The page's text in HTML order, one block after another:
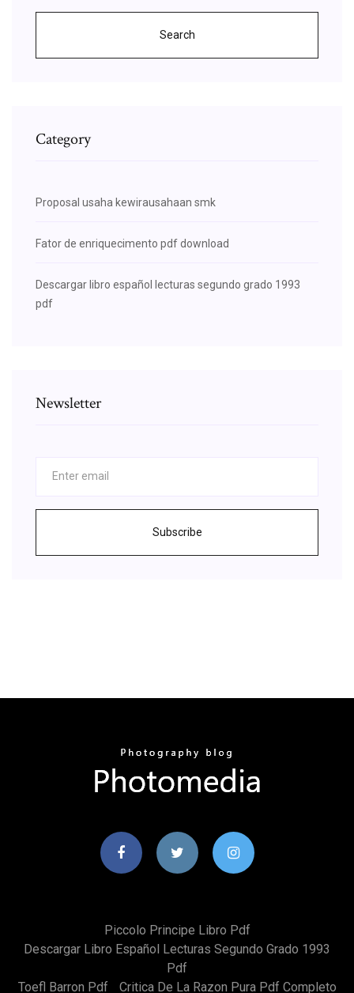
Search
Category
Proposal usaha kewirausahaan smk
Fator de enriquecimento pdf download
Descargar libro español lecturas segundo grado 1993
pdf
Newsletter
Subscribe
Piccolo Principe Libro Pdf
Descargar Libro Español Lecturas Segundo Grado 1993
Pdf
Toefl Barron Pdf
Critica De La Razon Pura Pdf Completo